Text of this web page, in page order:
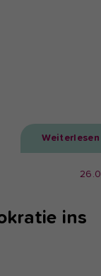
Weiterlesen
ins